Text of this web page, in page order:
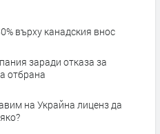
върху канадския внос
заради отказа за
отбрана
на Украйна лиценз да